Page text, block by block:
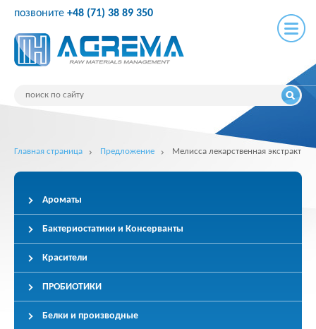
позвоните +48 (71) 38 89 350
Главная страница Предложение Мелисса лекарственная экстракт
Ароматы
Бактериостатики и Консерванты
Красители
ПРОБИОТИКИ
Белки и производные